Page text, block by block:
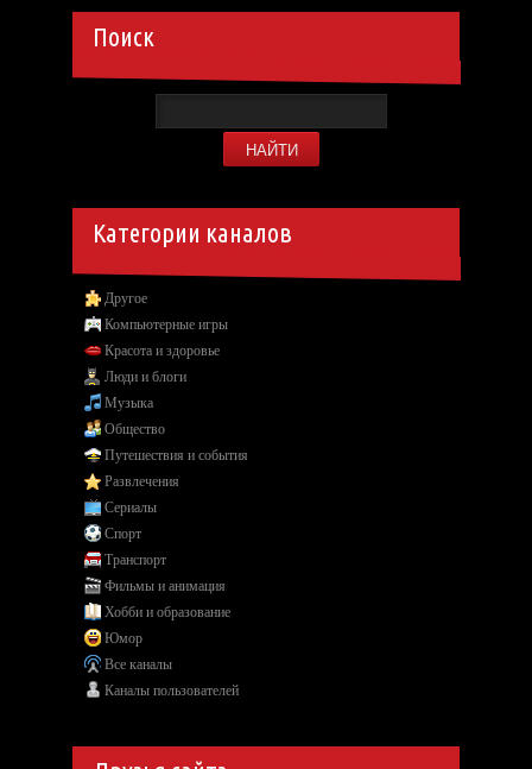
Поиск
Категории каналов
Другое
Компьютерные игры
Красота и здоровье
Люди и блоги
Музыка
Общество
Путешествия и события
Развлечения
Сериалы
Спорт
Транспорт
Фильмы и анимация
Хобби и образование
Юмор
Все каналы
Каналы пользователей